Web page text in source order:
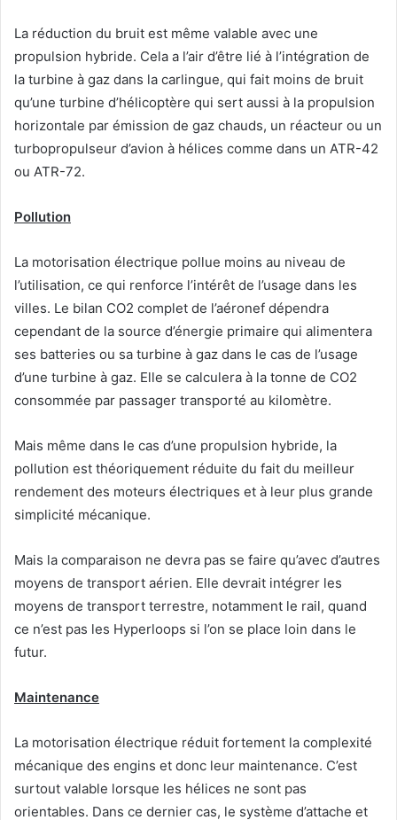
La réduction du bruit est même valable avec une
propulsion hybride. Cela a l’air d’être lié à l’intégration de
la turbine à gaz dans la carlingue, qui fait moins de bruit
qu’une turbine d’hélicoptère qui sert aussi à la propulsion
horizontale par émission de gaz chauds, un réacteur ou un
turbopropulseur d’avion à hélices comme dans un ATR-42
ou ATR-72.
Pollution
La motorisation électrique pollue moins au niveau de
l’utilisation, ce qui renforce l’intérêt de l’usage dans les
villes. Le bilan CO2 complet de l’aéronef dépendra
cependant de la source d’énergie primaire qui alimentera
ses batteries ou sa turbine à gaz dans le cas de l’usage
d’une turbine à gaz. Elle se calculera à la tonne de CO2
consommée par passager transporté au kilomètre.
Mais même dans le cas d’une propulsion hybride, la
pollution est théoriquement réduite du fait du meilleur
rendement des moteurs électriques et à leur plus grande
simplicité mécanique.
Mais la comparaison ne devra pas se faire qu’avec d’autres
moyens de transport aérien. Elle devrait intégrer les
moyens de transport terrestre, notamment le rail, quand
ce n’est pas les Hyperloops si l’on se place loin dans le
futur.
Maintenance
La motorisation électrique réduit fortement la complexité
mécanique des engins et donc leur maintenance. C’est
surtout valable lorsque les hélices ne sont pas
orientables. Dans ce dernier cas, le système d’attache et